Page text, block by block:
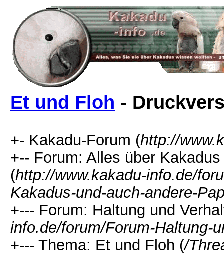
Et und Floh -
+- Kakadu-Forum (http://
+-- Forum: Alles über
(http://www.kakadu-info.de/
Kakadus-und-auch-andere-
+--- Forum: Haltung und
info.de/forum/Forum-Haltung-
+--- Thema: Et und Floh (/